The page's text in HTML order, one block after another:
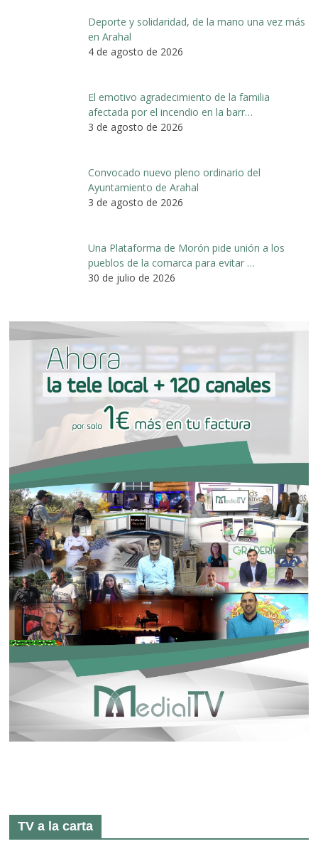
Deporte y solidaridad, de la mano una vez más
en Arahal
4 de agosto de 2026
El emotivo agradecimiento de la familia
afectada por el incendio en la barr…
3 de agosto de 2026
Convocado nuevo pleno ordinario del
Ayuntamiento de Arahal
3 de agosto de 2026
Una Plataforma de Morón pide unión a los
pueblos de la comarca para evitar …
30 de julio de 2026
TV a la carta